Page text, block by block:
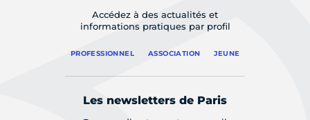
Accédez à des actualités et
informations pratiques par profil
PROFESSIONNEL ASSOCIATION JEUNE
Les newsletters de Paris